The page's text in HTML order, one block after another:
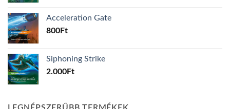
Acceleration Gate
800Ft
Siphoning Strike
2.000Ft
LEGNÉPSZERŰBB TERMÉKEK